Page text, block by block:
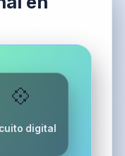
💠
digital